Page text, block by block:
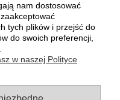
799,00 zł
o dostępności
nam dostosować
tych plików i przejść do
do swoich preferencji,
w naszej Polityce